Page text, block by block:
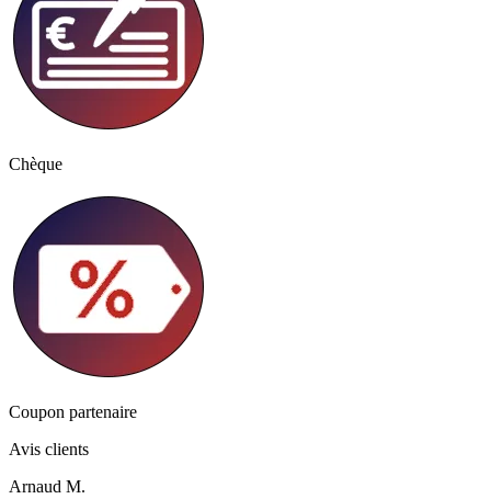
Chèque
Coupon partenaire
Avis clients
Arnaud M.